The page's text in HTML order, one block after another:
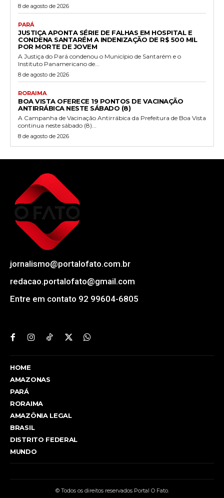
8 de agosto de 2026
PARÁ
JUSTIÇA APONTA SÉRIE DE FALHAS EM HOSPITAL E
CONDENA SANTARÉM A INDENIZAÇÃO DE R$ 500 MIL
POR MORTE DE JOVEM
A Justiça do Pará condenou o Município de Santarém e o
Instituto Panamericano de...
8 de agosto de 2026
RORAIMA
BOA VISTA OFERECE 19 PONTOS DE VACINAÇÃO
ANTIRRÁBICA NESTE SÁBADO (8)
A Campanha de Vacinação Antirrábica da Prefeitura de Boa Vista
continua neste sábado (8)...
8 de agosto de 2026
jornalismo@portalofato.com.br
redacao.portalofato@gmail.com
Entre em contato 92 99604-6805
HOME
AMAZONAS
PARÁ
RORAIMA
AMAZÔNIA LEGAL
BRASIL
DISTRITO FEDERAL
MUNDO
© Todos os direitos reservados Portal O Fato.